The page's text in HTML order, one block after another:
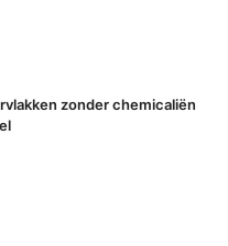
zonder chemicaliën